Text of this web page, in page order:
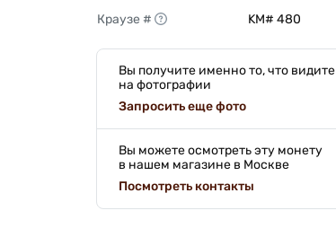
Краузе # KM# 480
Вы получите именно то, что видите
на фотографии
Запросить еще фото
Вы можете осмотреть эту монету
в нашем магазине в Москве
Посмотреть контакты